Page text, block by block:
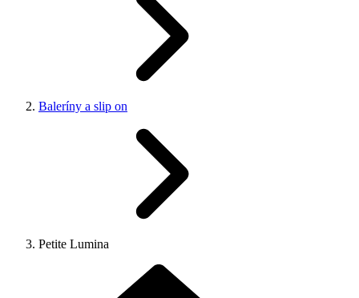
Baleríny a slip on
Petite Lumina